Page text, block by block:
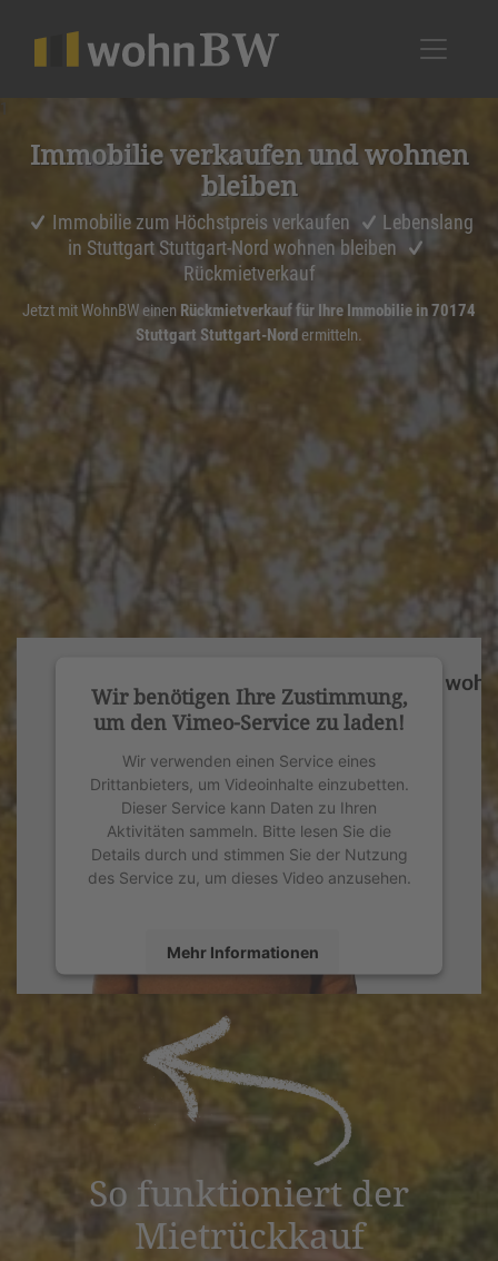
Immobilie verkaufen und wohnen
bleiben
Immobilie zum Höchstpreis verkaufen
Lebenslang
in Stuttgart Stuttgart-Nord wohnen bleiben
Rückmietverkauf
Jetzt mit WohnBW einen Rückmietverkauf für Ihre Immobilie in 70174
Stuttgart Stuttgart-Nord ermitteln.
Wir benötigen Ihre Zustimmung,
um den Vimeo-Service zu laden!
Wir verwenden einen Service eines
Drittanbieters, um Videoinhalte einzubetten.
Dieser Service kann Daten zu Ihren
Aktivitäten sammeln. Bitte lesen Sie die
Details durch und stimmen Sie der Nutzung
des Service zu, um dieses Video anzusehen.
Mehr Informationen
powered by
Management Platform
So funktioniert der
Mietrückkauf